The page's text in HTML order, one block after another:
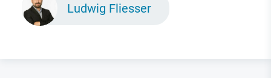
Ludwig Fliesser